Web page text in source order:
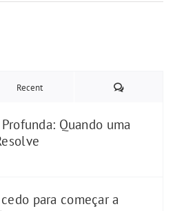
Recent Comments
Quando uma
para começar a